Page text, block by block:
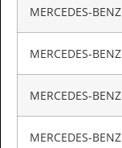
MERCEDES-BENZ
MERCEDES-BENZ
MERCEDES-BENZ
MERCEDES-BENZ